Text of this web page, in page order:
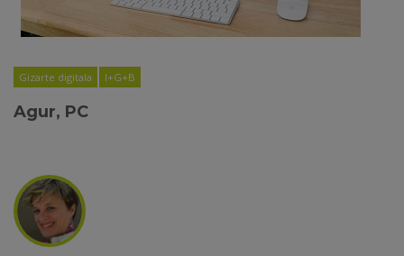
Gizarte digitala I+G+B
Agur, PC